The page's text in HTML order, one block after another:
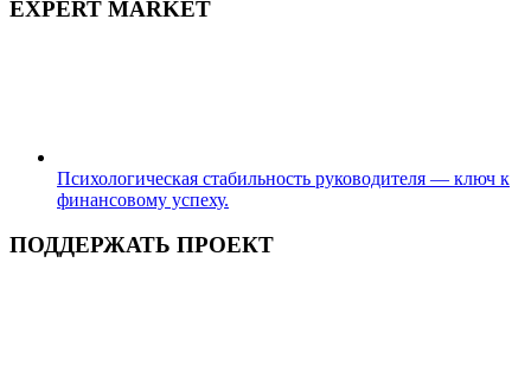
EXPERT MARKET
Психологическая стабильность руководителя — ключ к
финансовому успеху.
ПОДДЕРЖАТЬ ПРОЕКТ